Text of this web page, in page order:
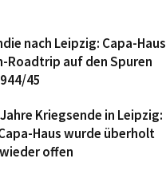
nach Leipzig: Capa-Haus
Roadtrip auf den Spuren
45
Kriegsende in Leipzig:
Haus wurde überholt
offen